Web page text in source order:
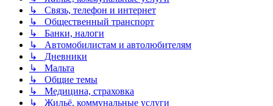
↳ Связь, телефон и интернет
↳ Общественный транспорт
↳ Банки, налоги
↳ Автомобилистам и автолюбителям
↳ Дневники
↳ Мальта
↳ Общие темы
↳ Медицина, страховка
↳ Жильё, коммунальные услуги